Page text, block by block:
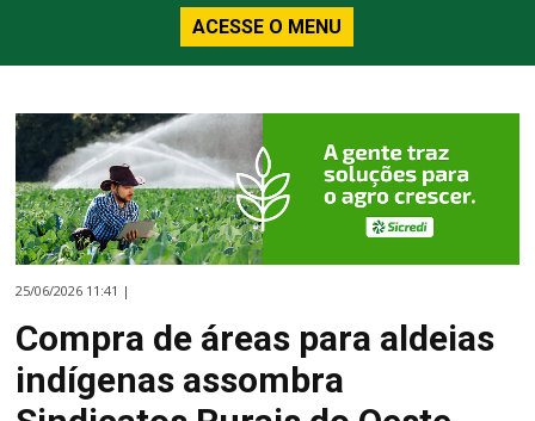
ACESSE O MENU
25/06/2026 11:41 |
Compra de áreas para aldeias
indígenas assombra